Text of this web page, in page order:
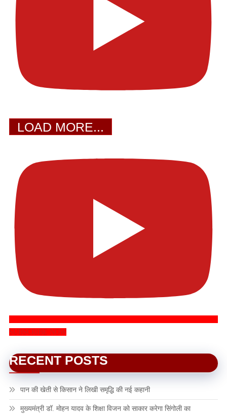
LOAD MORE...
SUBSCRIBE NOW
RECENT POSTS
पान की खेती से किसान ने लिखी समृद्धि की नई कहानी
मुख्यमंत्री डॉ. मोहन यादव के शिक्षा विजन को साकार करेगा सिंगोली का